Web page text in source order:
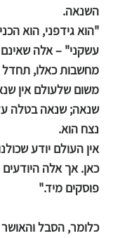
השנאה.
"הוא גידפני, הוא
עשקני" – אלה
מחשבות כאלו,
משום שלעולם אין
שנאה; שנאה בטלה
נצח הוא.
אין העולם יודע
כאן. אך אלה
פוסקים מיד."
כלומר, הסבל